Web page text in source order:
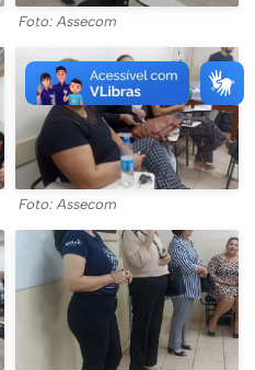
Foto: Assecom
Foto: Assecom